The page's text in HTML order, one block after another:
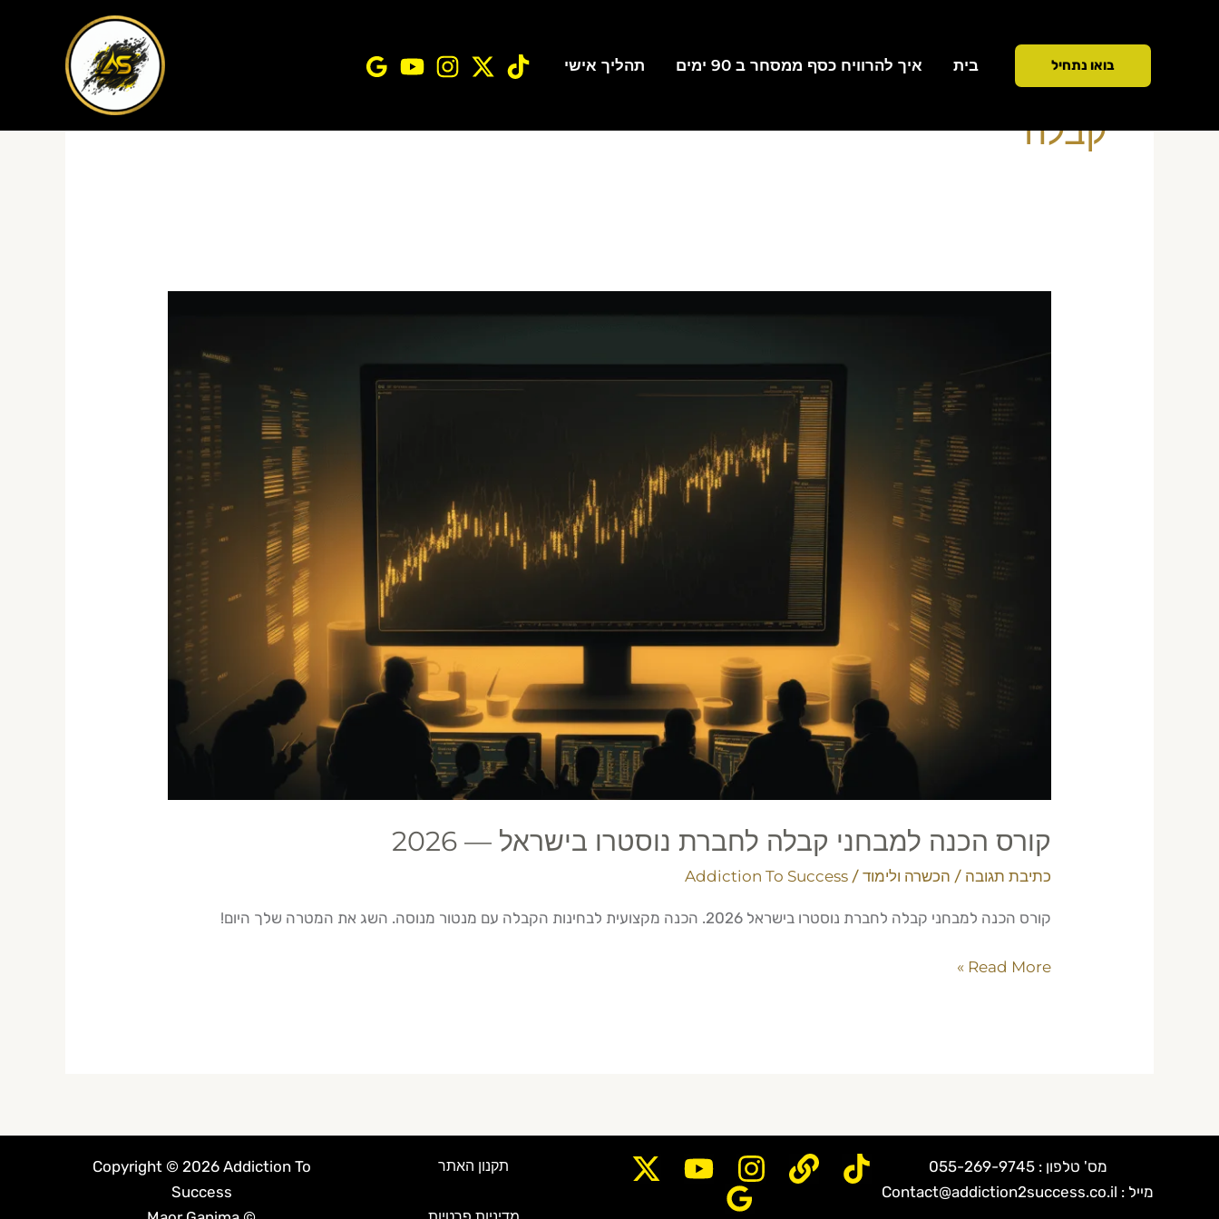
בואו נתחיל בית איך להרוויח כסף ממסחר ב 90 ימים תהליך אישי
קבלה
קורס הכנה למבחני קבלה לחברת נוסטרו בישראל — 2026
כתיבת תגובה / הכשרה ולימוד /
Addiction To Success
קורס הכנה למבחני קבלה לחברת נוסטרו בישראל 2026. הכנה מקצועית לבחינות הקבלה עם מנטור מנוסה. השג את המטרה שלך היום!
נוסטרו
בישראל
Read More »
מס' טלפון : 055-269-9745
מייל : Contact@addiction2success.co.il
תקנון האתר
Copyright © 2026 Addiction To
Success